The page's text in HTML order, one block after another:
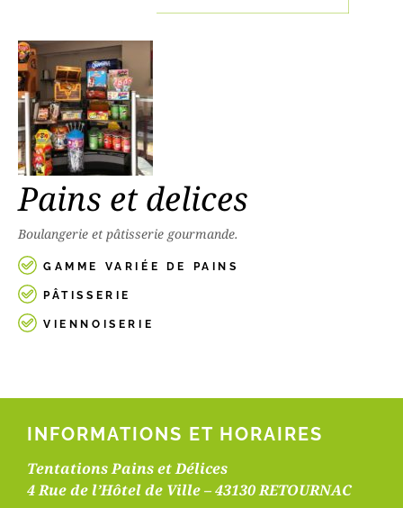
Pains et delices
Boulangerie et pâtisserie gourmande.
GAMME VARIÉE DE PAINS
PÂTISSERIE
VIENNOISERIE
INFORMATIONS ET HORAIRES
Tentations Pains et Délices
4 Rue de l’Hôtel de Ville – 43130 RETOURNAC